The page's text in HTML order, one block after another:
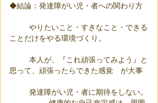
◆結論：発達障がい児・者への関わり方
ことだけをやる環境づくり。
思って、頑張ったらできた感覚　が大事
	発達障がい児・者に期待をしない。